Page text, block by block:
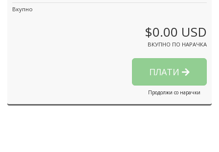
Вкупно
$0.00 USD
ВКУПНО ПО НАРАЧКА
ПЛАТИ
Продолжи со нарачки